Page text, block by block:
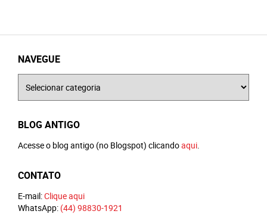
NAVEGUE
BLOG ANTIGO
Acesse o blog antigo (no Blogspot) clicandoaqui.
CONTATO
E-mail:Clique aqui
WhatsApp: (44) 98830-1921